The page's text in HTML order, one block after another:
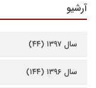
آرشیو
سال ۱۳۹۷ (۴۴)
سال ۱۳۹۶ (۱۴۴)